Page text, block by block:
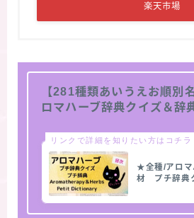
楽天市場
【281種類あいうえお順別
ロマハーブ辞典クイズ＆辞
リンクで詳細を知りたい方はコチラ
★全種/アロマ
材 プチ辞典